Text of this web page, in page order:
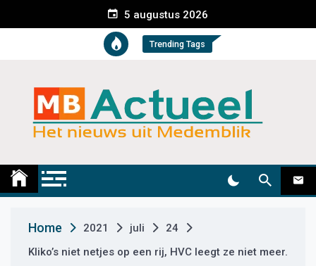
e
t
5 augustus 2026
Trending Tags
Medemblik Actueel
Home 2021 juli
24
Kliko’s niet netjes op een rij, HVC leegt ze niet meer.